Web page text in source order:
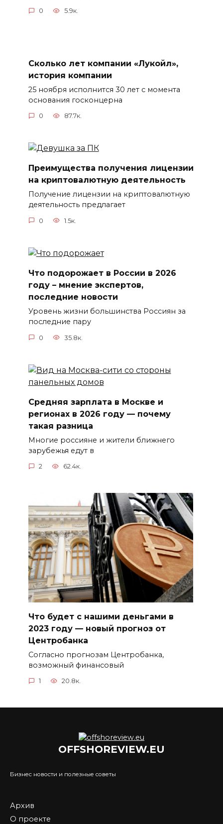
0 5.9к.
Сколько лет компании «Лукойл»,
история компании
25 ноября исполнится 30 лет с момента
основания госконцерна
0 87.7к.
Преимущества получения лицензии
на криптовалютную деятельность
Получение лицензии на криптовалютную
деятельность предлагает
0 1.5к.
Что подорожает в России в 2026
году – мнение экспертов,
последние новости
Уровень жизни большинства Россиян за
последние пару
0 35.8к.
Средняя зарплата в Москве и
регионах в 2026 году — почему
такая разница
Многие россияне и жители ближнего
зарубежья едут в
2 62.4к.
Что будет с нашими деньгами в
2023 году — новый прогноз от
Центробанка
Согласно прогнозам Центробанка,
возможный финансовый
1 20.8к.
OFFSHOREVIEW.EU
Бизнес новости и полезные советы
Архив
О проекте